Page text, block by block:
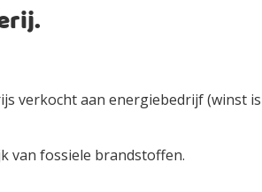
verkocht aan energiebedrijf (winst is
van fossiele brandstoffen.